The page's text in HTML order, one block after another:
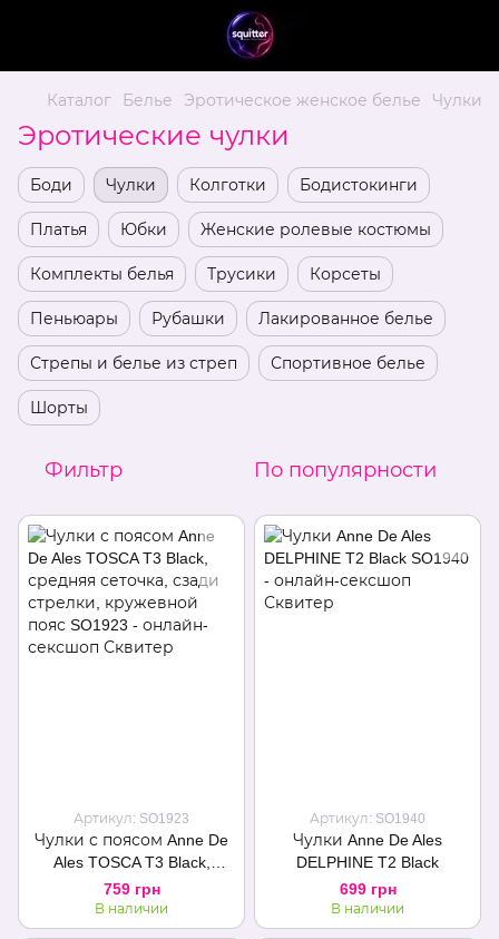
Каталог Белье Эротическое женское белье Чулки
Эротические чулки
Боди Чулки Колготки Бодистокинги
Платья Юбки Женские ролевые костюмы
Комплекты белья Трусики Корсеты
Пеньюары Рубашки Лакированное белье
Стрепы и белье из стреп Спортивное белье
Шорты
Фильтр По популярности
Артикул: SO1923
Чулки с поясом Anne De
Ales TOSCA T3 Black,
средняя сеточка, сзади
стрелки, кружевной
пояс
759 грн
В наличии
Артикул: SO1940
Чулки Anne De Ales
DELPHINE T2 Black
699 грн
В наличии